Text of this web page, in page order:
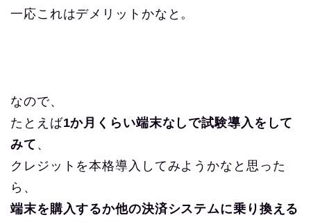
一応これはデメリットかなと。
なので、
たとえば1か月くらい端末なしで試験導入をして
みて 、
クレジットを本格導入してみようかなと思った
ら、
端末を購入するか他の決済システムに乗り換える